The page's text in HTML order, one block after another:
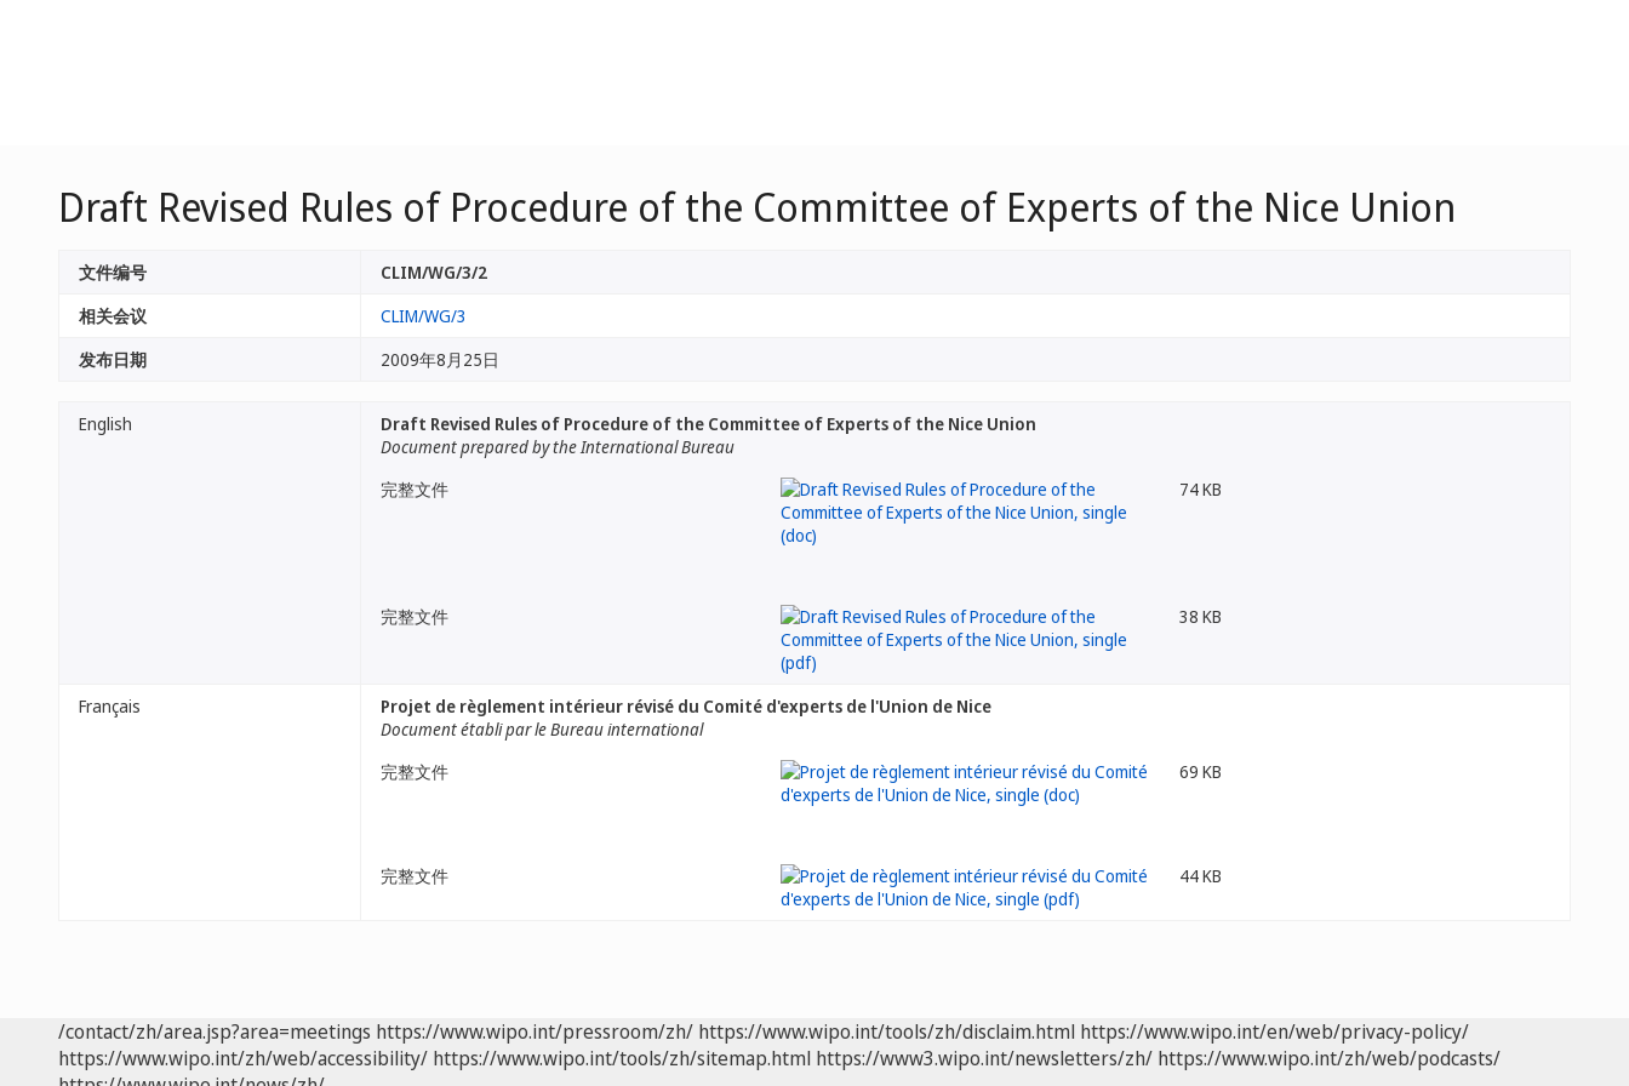
Draft Revised Rules of Procedure of the Committee of Experts of the Nice Union
文件编号
CLIM/WG/3/2
相关会议
CLIM/WG/3
发布日期
2009年8月25日
English
Draft Revised Rules of Procedure of the Committee of Experts of the Nice Union
Document prepared by the International Bureau
完整文件
74 KB
完整文件 38 KB
Français
Projet de règlement intérieur révisé du Comité d'experts de l'Union de Nice
Document établi par le Bureau international
完整文件
69 KB
完整文件 44 KB
/contact/zh/area.jsp?area=meetings https://www.wipo.int/pressroom/zh/ https://www.wipo.int/tools/zh/disclaim.html https://www.wipo.int/en/web/privacy-policy/
https://www.wipo.int/zh/web/accessibility/ https://www.wipo.int/tools/zh/sitemap.html https://www3.wipo.int/newsletters/zh/ https://www.wipo.int/zh/web/podcasts/